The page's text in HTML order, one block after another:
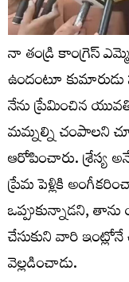
నా తండ్రి కాంగ్రెస్
ఉందంటూ
నేను ప్రేమించిన
మమ్నల్ని చంపాలని
ఆరోపించారు. శ్రేస్య
ప్రేమ పెళ్లికి
ఒప్పుకున్నాడని,
చేసుకుని వారి
వెల్లడించాడు.